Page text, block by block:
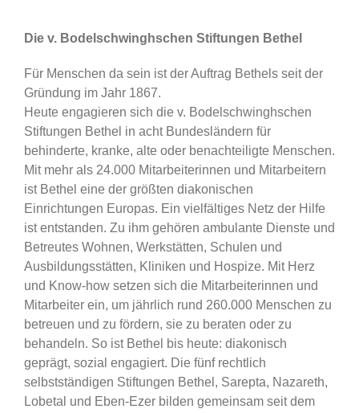
Die v. Bodelschwinghschen Stiftungen Bethel
Für Menschen da sein ist der Auftrag Bethels seit der
Gründung im Jahr 1867.
Heute engagieren sich die v. Bodelschwinghschen
Stiftungen Bethel in acht Bundesländern für
behinderte, kranke, alte oder benachteiligte Menschen.
Mit mehr als 24.000 Mitarbeiterinnen und Mitarbeitern
ist Bethel eine der größten diakonischen
Einrichtungen Europas. Ein vielfältiges Netz der Hilfe
ist entstanden. Zu ihm gehören ambulante Dienste und
Betreutes Wohnen, Werkstätten, Schulen und
Ausbildungsstätten, Kliniken und Hospize. Mit Herz
und Know-how setzen sich die Mitarbeiterinnen und
Mitarbeiter ein, um jährlich rund 260.000 Menschen zu
betreuen und zu fördern, sie zu beraten oder zu
behandeln. So ist Bethel bis heute: diakonisch
geprägt, sozial engagiert. Die fünf rechtlich
selbstständigen Stiftungen Bethel, Sarepta, Nazareth,
Lobetal und Eben-Ezer bilden gemeinsam seit dem